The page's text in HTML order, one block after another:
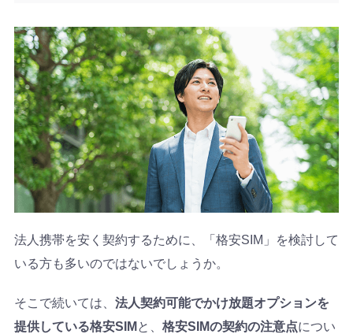
法人携帯を安く契約するために、「格安SIM」を検討して
いる方も多いのではないでしょうか。
そこで続いては、 法人契約可能でかけ放題オプションを
提供している格安SIM と、 格安SIMの契約の注意点につい